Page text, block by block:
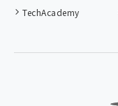
TechAcademy